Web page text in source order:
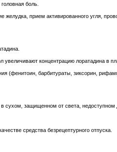
боль.
желудка, прием активированного угля,
увеличивают концентрацию лоратадина в
(фенитоин, барбитураты, зиксорин,
сухом, защищенном от света, недоступном
средства безрецептурного отпуска.